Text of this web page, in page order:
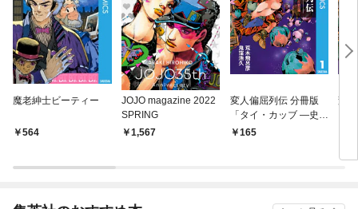
魔老紳士ビーティー
564
JOJO magazine 2022
SPRING
1,567
変人偏屈列伝 分冊版
「タイ・カッブ ―史上
最高！ 強打製造機―」
165
変